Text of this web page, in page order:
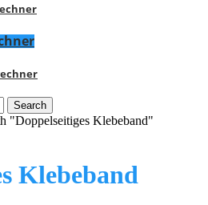
"Doppelseitiges Klebeband"
Klebeband